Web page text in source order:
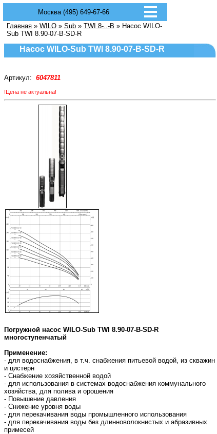
Москва (495) 649-67-66
Главная » WILO » Sub » TWI 8-..-B » Насос WILO-
Sub TWI 8.90-07-B-SD-R
Насос WILO-Sub TWI 8.90-07-B-SD-R
Артикул: 6047811
!Цена не актуальна!
Погружной насос WILO-Sub TWI 8.90-07-B-SD-R
многоступенчатый
Применение:
- для водоснабжения, в т.ч. снабжения питьевой водой, из скважин
и цистерн
- Снабжение хозяйственной водой
- для использования в системах водоснабжения коммунального
хозяйства, для полива и орошения
- Повышение давления
- Снижение уровня воды
- для перекачивания воды промышленного использования
- для перекачивания воды без длинноволокнистых и абразивных
примесей